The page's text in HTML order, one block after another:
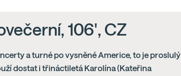
106', CZ
a turné po vysněné Americe, to je proslulý
dostat i třináctiletá Karolína (Kateřina